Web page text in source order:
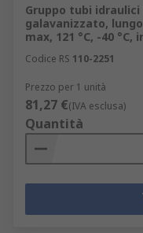
Gruppo tubi idraulici
galavanizzato,
max, 121 °C, -40 °C,
Codice RS 110-2251
Prezzo per 1 unità
81,27 €(IVA esclusa)
Quantità